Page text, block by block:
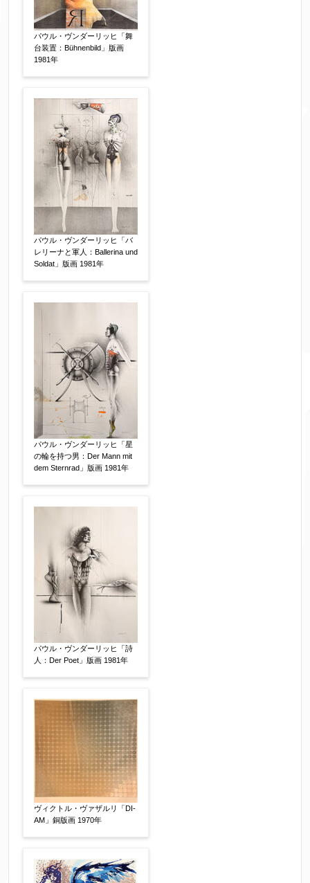
メールアドレス 【必須】
※送信完了後こちらのメールアドレス宛に自動で
いか、アドレス間違え、迷惑メールフィルター等
により弊社からのお返事も受信できない場合がご
ざいますので、お電話(
合わせください。
電話番号 【必須】
※携帯電話などご連絡が取りやすいお電話番号を
お願い致します。
↓郵便番号を入力すると住所の最初が自動入力さ
れます。番地以下は任意でも結構です。
ご住所 【必須】
ご要望などがございましたらご入力ください
【任意】
個人情報の取扱い
す。（確認画面は表示されません）
同意する 【必須】
パウル・ヴンダーリッヒ「舞
台装置：Bühnenbild」版画
1981年
パウル・ヴンダーリッヒ「バ
レリーナと軍人：Ballerina und
Soldat」版画 1981年
パウル・ヴンダーリッヒ「星
の輪を持つ男：Der Mann mit
dem Sternrad」版画 1981年
パウル・ヴンダーリッヒ「詩
人：Der Poet」版画 1981年
ヴィクトル・ヴァザルリ「DI-
AM」銅版画 1970年